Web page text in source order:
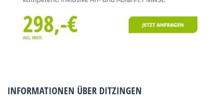
INFORMATIONEN ÜBER DITZINGEN